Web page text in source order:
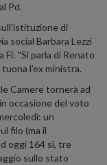
Pd.
di
social Barbara Lezzi
"Si parla di Renato
tuona l'ex ministra.
Camere tornerà ad
occasione del voto
un
filo (ma il
oggi 164 sì, tre
sullo stato